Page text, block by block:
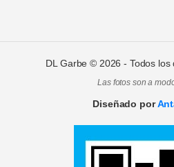
DL Garbe © 2026 - Todos los
Las fotos son a
Diseñado por